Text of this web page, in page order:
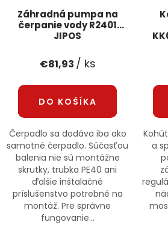
Obchodné podmienky
Podmienky ochrany osobných
Záhradná pumpa na
čerpanie vody R2401
JIPOS
€81,93 / ks
DO KOŠÍKA
Čerpadlo sa dodáva iba ako
samotné čerpadlo. Súčasťou
balenia nie sú montážne
skrutky, trubka PE40 ani
ďalšie inštalačné
príslušenstvo potrebné na
montáž. Pre správne
fungovanie...
a